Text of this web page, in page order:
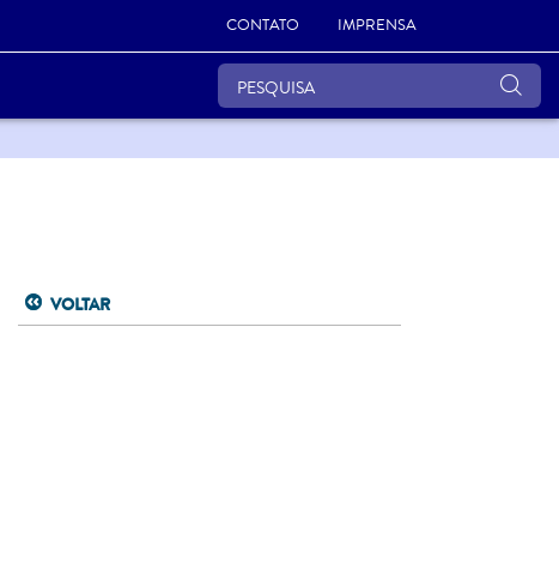
CONTATO IMPRENSA
VOLTAR